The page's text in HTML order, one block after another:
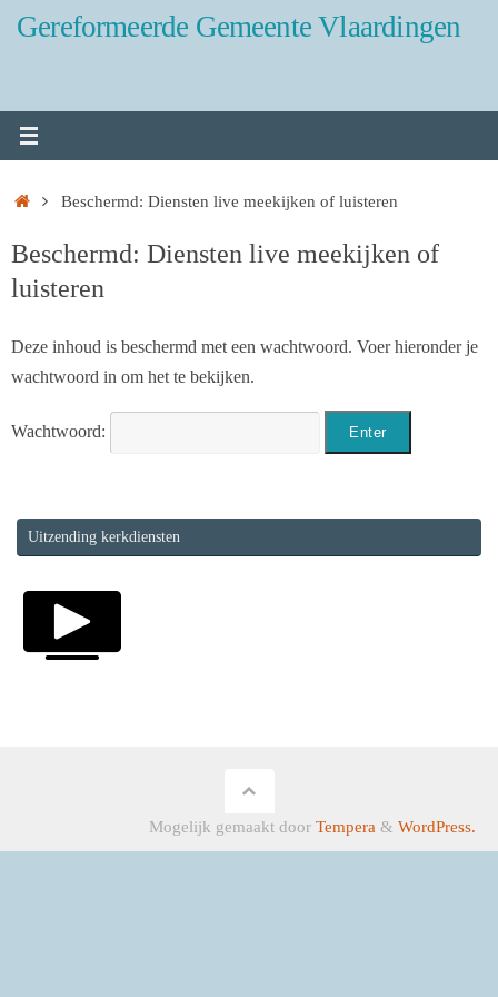
naarGereformeerde Gemeente Vlaardingen
HomeBeschermd: Diensten live meekijken of luisteren
Beschermd: Diensten live meekijken of
luisteren
Deze inhoud is beschermd met een wachtwoord. Voer hieronder je
wachtwoord in om het te bekijken.
Wachtwoord:
Uitzending kerkdiensten
Mogelijk gemaakt door Tempera & WordPress.